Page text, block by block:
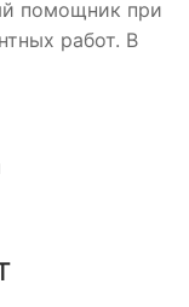
помощник при
работ. В